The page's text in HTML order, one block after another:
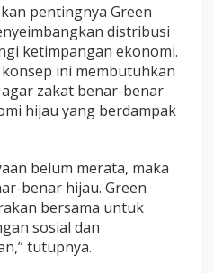
pentingnya Green
distribusi
ketimpangan ekonomi.
ini membutuhkan
zakat benar-benar
hijau yang berdampak
belum merata, maka
benar hijau. Green
bersama untuk
sosial dan
tutupnya.